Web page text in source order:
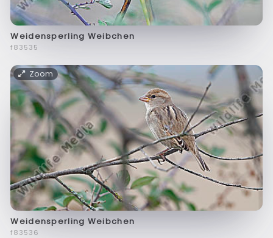
Weidensperling Weibchen
f83535
Zoom
Weidensperling Weibchen
f83536